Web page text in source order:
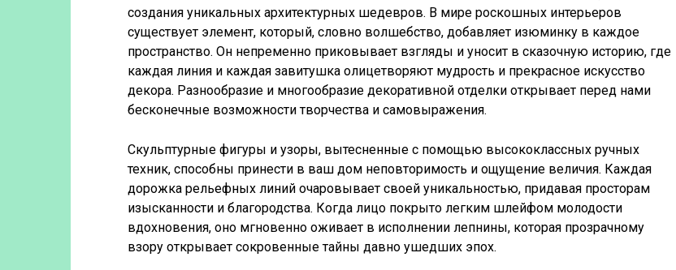
создания уникальных архитектурных шедевров. В мире роскошных интерьеров
существует элемент, который, словно волшебство, добавляет изюминку в каждое
пространство. Он непременно приковывает взгляды и уносит в сказочную историю, где
каждая линия и каждая завитушка олицетворяют мудрость и прекрасное искусство
декора. Разнообразие и многообразие декоративной отделки открывает перед нами
бесконечные возможности творчества и самовыражения.
Скульптурные фигуры и узоры, вытесненные с помощью высококлассных ручных
техник, способны принести в ваш дом неповторимость и ощущение величия. Каждая
дорожка рельефных линий очаровывает своей уникальностью, придавая просторам
изысканности и благородства. Когда лицо покрыто легким шлейфом молодости
вдохновения, оно мгновенно оживает в исполнении лепнины, которая прозрачному
взору открывает сокровенные тайны давно ушедших эпох.